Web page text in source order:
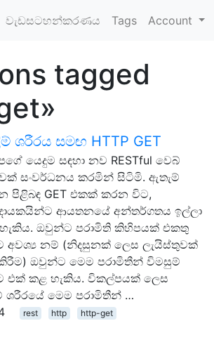
වැඩසටහන්කරණය Tags Account
tagged
ශරීරය සමඟ HTTP GET
යෙදුම සඳහා නව RESTful වෙබ්
සංවර්ධනය කරමින් සිටිමි. ඇතැම්
පිළිබඳ GET එකක් කරන විට,
ආයතනයේ අන්තර්ගතය ඉල්ලා
ඔවුන්ට පරාමිති කිහිපයක් එකතු
අවශ්‍ය නම් (නිදසුනක් ලෙස ලැයිස්තුවක්
ඔවුන්ට මෙම පරාමිතීන් විමසුම්
එක් කළ හැකිය. විකල්පයක් ලෙස
ශරීරයේ මෙම පරාමිතීන් …
rest http http-get